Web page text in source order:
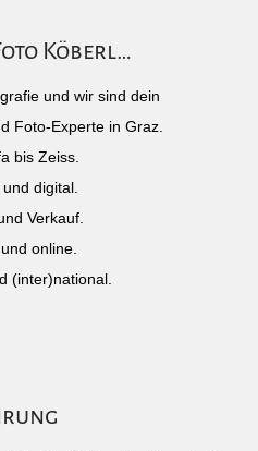
Köberl…
und wir sind dein
Foto-Experte in Graz.
bis Zeiss.
digital.
Verkauf.
online.
(inter)national.